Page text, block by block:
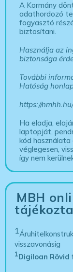
A Kormány
adathordozó
fogyasztó
biztosítani.
Használja az
biztonsága
További
Hatóság
https://
Ha eladja,
laptopját,
kód
véglegesen,
így nem
MBH
1
visszavonásig
1Digiloan